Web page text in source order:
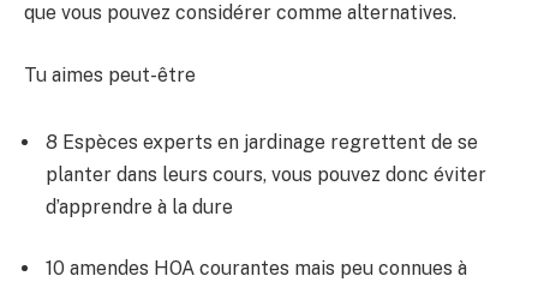
que vous pouvez considérer comme alternatives.
Tu aimes peut-être
8 Espèces experts en jardinage regrettent de se
planter dans leurs cours, vous pouvez donc éviter
d’apprendre à la dure
10 amendes HOA courantes mais peu connues à